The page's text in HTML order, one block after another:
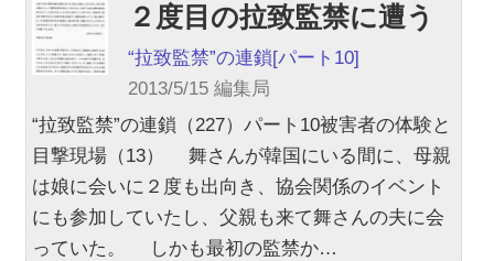
２度目の拉致監禁に遭う
“拉致監禁”の連鎖[パート10]
2013/5/15 編集局
“拉致監禁”の連鎖（227）パート10被害者の体験と
目撃現場（13） 舞さんが韓国にいる間に、母親
は娘に会いに２度も出向き、協会関係のイベント
にも参加していたし、父親も来て舞さんの夫に会
っていた。 しかも最初の監禁か…